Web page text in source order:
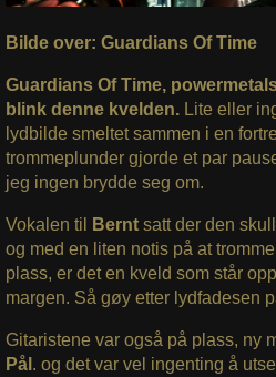
Bilde over: Guardians Of Time
Guardians Of Time,
blink denne kvelden. Lite eller
lydbilde smeltet sammen i en
trommeplunder gjorde et par
jeg ingen brydde seg om.
Vokalen til Berntsatt der den
og med en liten notis på at
plass, er det en kveld som står
margen. Så gøy etter lydfadesen
Gitaristene var også på plass, ny
Pål . og det var vel ingenting å